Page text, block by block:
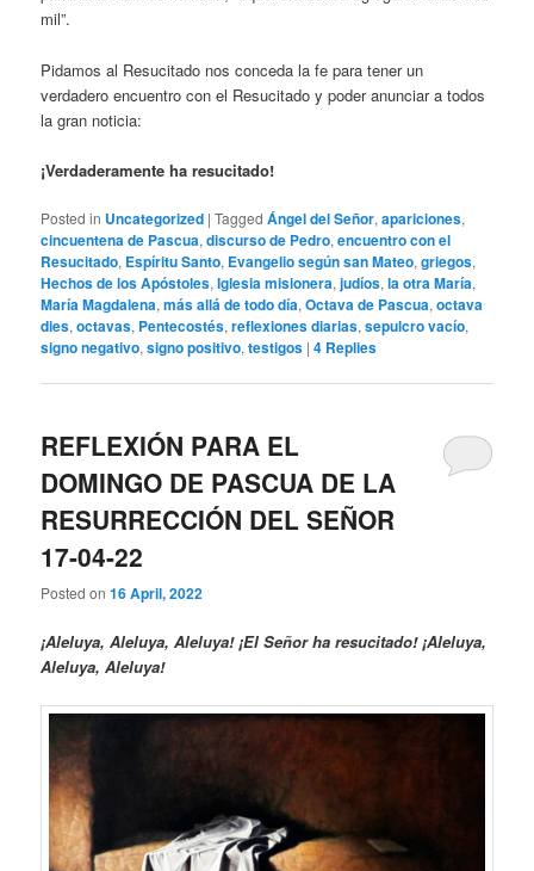
mil”.
Pidamos al Resucitado nos conceda la fe para tener un
verdadero encuentro con el Resucitado y poder anunciar a todos
la gran noticia:
¡Verdaderamente ha resucitado!
Posted in Uncategorized |Tagged Ángel del Señor,apariciones,
cincuentena de Pascua,discurso de Pedro,encuentro con el
Resucitado, Espíritu Santo, Evangelio según san Mateo,griegos,
Hechos de los Apóstoles,Iglesia misionera,judíos,la otra María,
María Magdalena,más allá de todo día,Octava de Pascua,octava
dies,octavas, Pentecostés,reflexiones diarias,sepulcro vacío,
signo negativo,signo positivo,testigos |4 Replies
REFLEXIÓN PARA EL
DOMINGO DE PASCUA DE LA
RESURRECCIÓN DEL SEÑOR
17-04-22
Posted on16 April, 2022
¡Aleluya, Aleluya, Aleluya! ¡El Señor ha resucitado! ¡Aleluya,
Aleluya, Aleluya!